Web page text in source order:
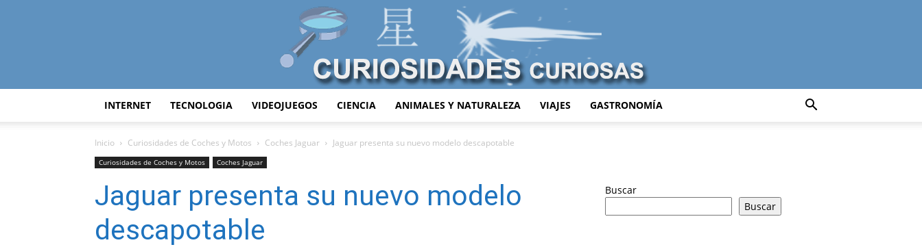
INTERNET TECNOLOGIA VIDEOJUEGOS CIENCIA ANIMALES Y NATURALEZA VIAJES GASTRONOMÍA
Inicio Curiosidades de Coches y Motos Coches Jaguar Jaguar presenta su nuevo modelo descapotable
Curiosidades de Coches y Motos Coches Jaguar
Jaguar presenta su nuevo modelo
descapotable
Buscar
Buscar